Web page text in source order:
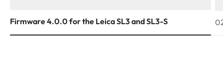
Firmware 4.0.0 for the Leica SL3 and SL3-S